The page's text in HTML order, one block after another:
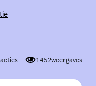
(Externe link)
1452weergaves